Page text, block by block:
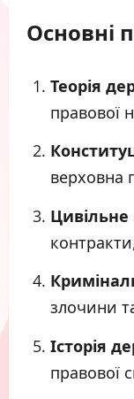
Основні
Теорія
правової
верховна
Цивільне
злочини
Історія
правової